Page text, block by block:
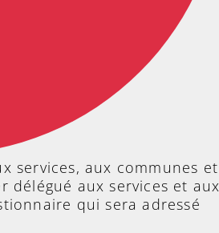
services, aux communes et
délégué aux services et aux
qui sera adressé